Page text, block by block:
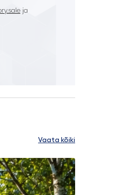
ja
Vaata kõiki